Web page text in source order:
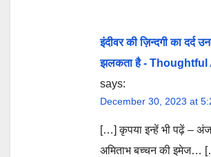
इंदीवर की ज़िन्दगी का दर्द
झलकता है - Thoughtful
says:
December 30, 2023 at
[…] कृपया इन्हें भी पढ़ें –
अमिताभ बच्चन की इमेज…